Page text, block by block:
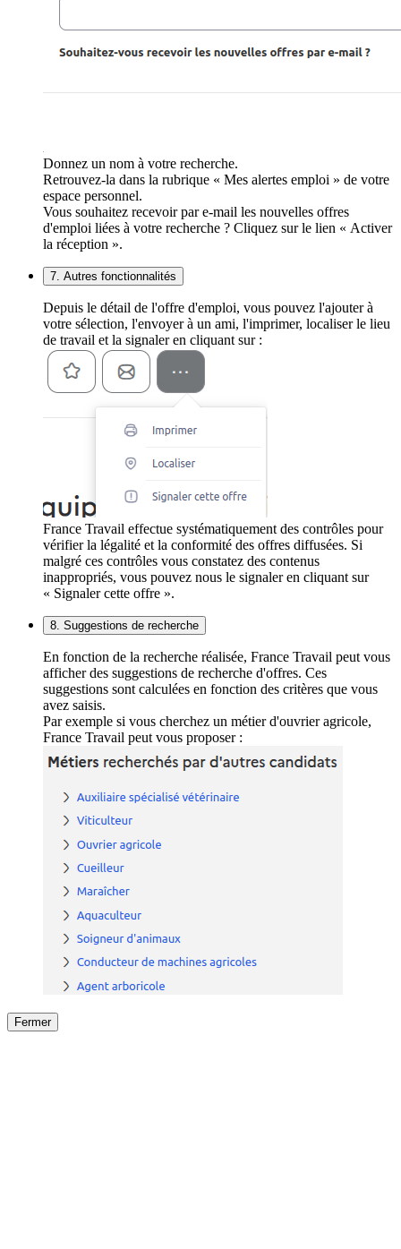
Donnez un nom à votre recherche.
Retrouvez-la dans la rubrique « Mes alertes emploi » de votre
espace personnel.
Vous souhaitez recevoir par e-mail les nouvelles offres
d'emploi liées à votre recherche ? Cliquez sur le lien « Activer
la réception ».
7. Autres fonctionnalités
Depuis le détail de l'offre d'emploi, vous pouvez l'ajouter à
votre sélection, l'envoyer à un ami, l'imprimer, localiser le lieu
de travail et la signaler en cliquant sur :
France Travail effectue systématiquement des contrôles pour
vérifier la légalité et la conformité des offres diffusées. Si
malgré ces contrôles vous constatez des contenus
inappropriés, vous pouvez nous le signaler en cliquant sur
« Signaler cette offre ».
8. Suggestions de recherche
En fonction de la recherche réalisée, France Travail peut vous
afficher des suggestions de recherche d'offres. Ces
suggestions sont calculées en fonction des critères que vous
avez saisis.
Par exemple si vous cherchez un métier d'ouvrier agricole,
France Travail peut vous proposer :
Fermer